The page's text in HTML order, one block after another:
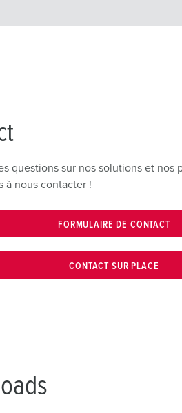
questions sur nos solutions et nos
à nous contacter !
FORMULAIRE DE CONTACT
CONTACT SUR PLACE